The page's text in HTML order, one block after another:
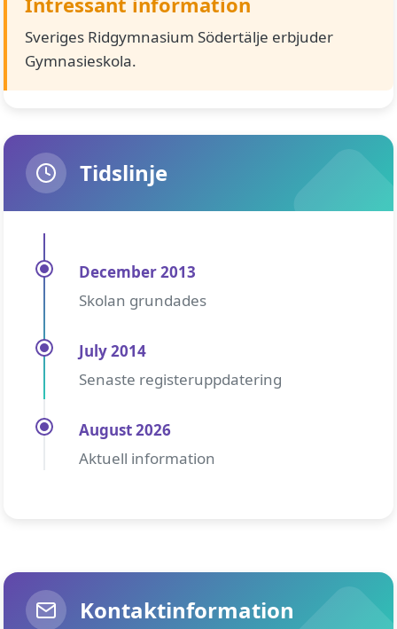
Sveriges Ridgymnasium Södertälje erbjuder
Gymnasieskola.
Tidslinje
December 2013
Skolan grundades
July 2014
Senaste registeruppdatering
August 2026
Aktuell information
Kontaktinformation